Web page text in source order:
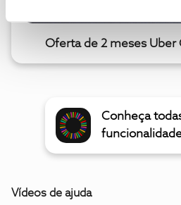
Oferta de 2 meses Uber
Conheça
Vídeos de ajuda